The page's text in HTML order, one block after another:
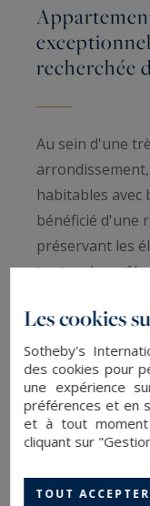
recherchée
Au sein d'une
habitables avec
bénéficié d'une
préservant les
tout en les
confort
vestiaire, d'une
balcon avec
d'une master
baignoire,
deuxième suite
suite studio
d'un séjour avec
nuit, d'une salle
Les cookies
Sotheby's
des cookies pour
une expérience
préférences et en
et à tout
cliquant sur
TOUT ACCEPTER